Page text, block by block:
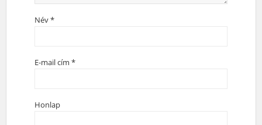
Név*
E-mail cím *
Honlap